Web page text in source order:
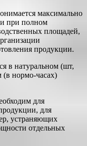
максимально
при полном
площадей,
продукции.
в натуральном (шт,
(в нормо-часах)
для
для
устраняющих
отдельных